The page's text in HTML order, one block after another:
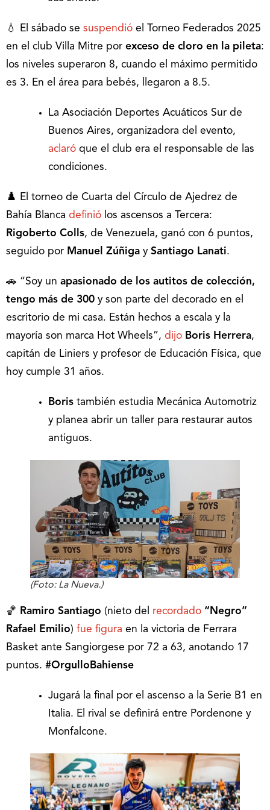
💧 El sábado se suspendió el Torneo Federados 2025
en el club Villa Mitre por exceso de cloro en la pileta:
los niveles superaron 8, cuando el máximo permitido
es 3. En el área para bebés, llegaron a 8.5.
La Asociación Deportes Acuáticos Sur de
Buenos Aires, organizadora del evento,
aclaró que el club era el responsable de las
condiciones.
♟️ El torneo de Cuarta del Círculo de Ajedrez de
Bahía Blanca definió los ascensos a Tercera:
Rigoberto Colls, de Venezuela, ganó con 6 puntos,
seguido por Manuel Zúñiga y Santiago Lanati.
🚗 “Soy un apasionado de los autitos de colección,
tengo más de 300 y son parte del decorado en el
escritorio de mi casa. Están hechos a escala y la
mayoría son marca Hot Wheels”, dijo Boris Herrera,
capitán de Liniers y profesor de Educación Física, que
hoy cumple 31 años.
Boris también estudia Mecánica Automotriz
y planea abrir un taller para restaurar autos
antiguos.
(Foto: La Nueva.)
🏀 Ramiro Santiago (nieto del recordado “Negro”
Rafael Emilio) fue figura en la victoria de Ferrara
Basket ante Sangiorgese por 72 a 63, anotando 17
puntos. #OrgulloBahiense
Jugará la final por el ascenso a la Serie B1 en
Italia. El rival se definirá entre Pordenone y
Monfalcone.